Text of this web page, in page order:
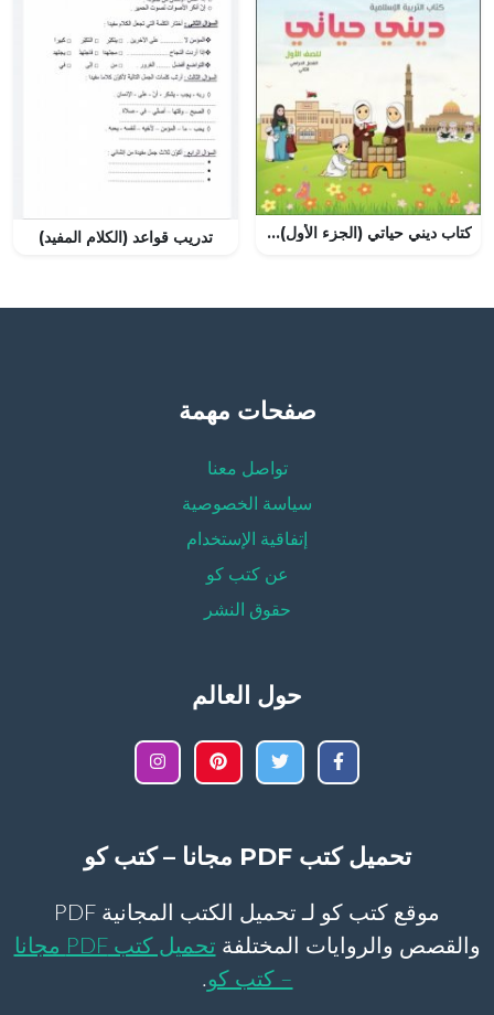
كتاب ديني حياتي (الجزء الأول) (تربية اسلامية) الأول تدريب قواعد (الكلام المفيد)
صفحات مهمة
تواصل معنا
سياسة الخصوصية
إتفاقية الإستخدام
عن كتب كو
حقوق النشر
حول العالم
تحميل كتب PDF مجانا – كتب كو
موقع كتب كو لـ تحميل الكتب المجانية PDF
والقصص والروايات المختلفة
تحميل كتب PDF مجانا
– كتب كو.